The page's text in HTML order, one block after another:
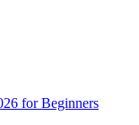
for Beginners